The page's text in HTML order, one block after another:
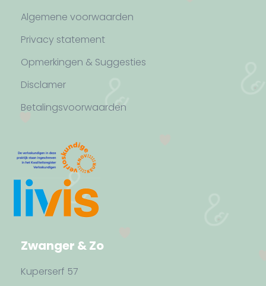
Algemene voorwaarden
Privacy statement
Opmerkingen & Suggesties
Disclamer
Betalingsvoorwaarden
Zwanger & Zo
Kuperserf 57